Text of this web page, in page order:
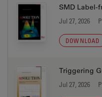
SMD Label-
Jul 27, 2026
DOWNLOAD
Triggering
Jul 27, 2026